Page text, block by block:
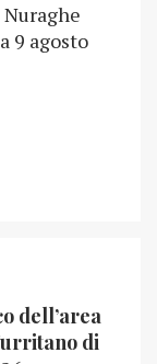
9 agosto
dell’area
di